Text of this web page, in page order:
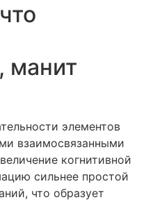
манит
элементов
взаимосвязанными
когнитивной
сильнее простой
что образует